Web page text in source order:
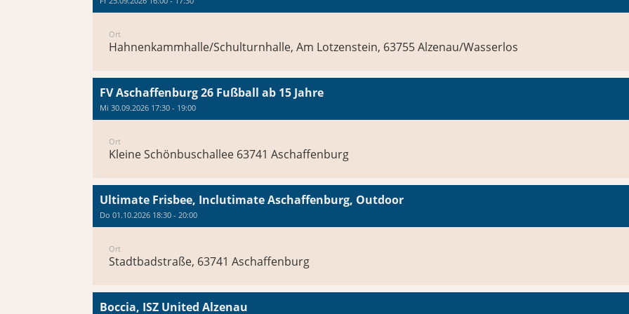
Ort
Hahnenkammhalle/Schulturnhalle, Am Lotzenstein, 63755 Alzenau/Wasserlos
FV Aschaffenburg 26 Fußball ab 15 Jahre
Mi 30.09.2026 17:30 - 19:00
Ort
Kleine Schönbuschallee 63741 Aschaffenburg
Ultimate Frisbee, Inclutimate Aschaffenburg, Outdoor
Do 01.10.2026 18:30 - 20:00
Ort
Stadtbadstraße, 63741 Aschaffenburg
Boccia, ISZ United Alzenau